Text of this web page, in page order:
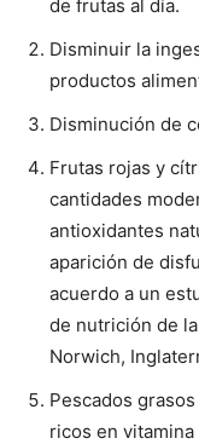
de frutas al día.
Disminuir la
productos
Disminución de
Frutas rojas y
cantidades
antioxidantes
aparición de
acuerdo a un
de nutrición de
Norwich,
Pescados
ricos en vitamina